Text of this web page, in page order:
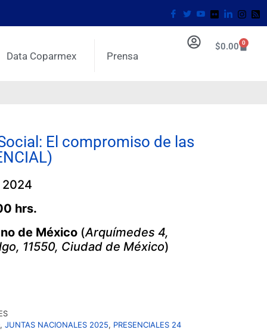
Data Coparmex Prensa
$0.00 0
El compromiso de las
hrs.
de México (Arquímedes 4,
11550, Ciudad de México)
,JUNTAS NACIONALES 2025, PRESENCIALES 24